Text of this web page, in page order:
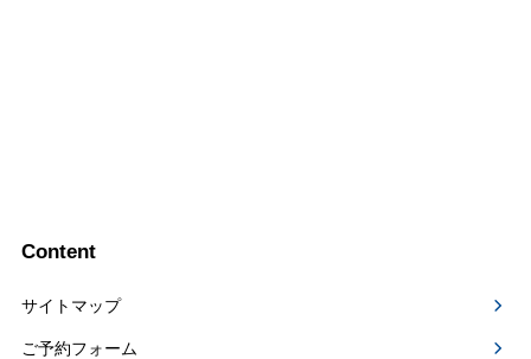
Content
サイトマップ
ご予約フォーム